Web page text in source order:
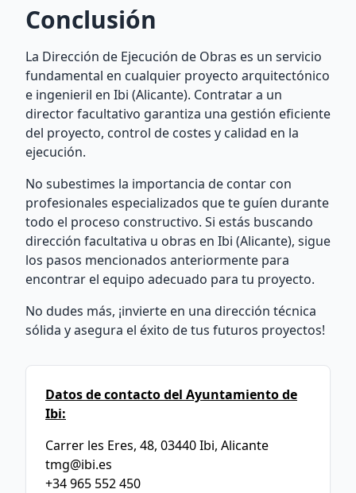
Conclusión
La Dirección de Ejecución de Obras es un servicio
fundamental en cualquier proyecto arquitectónico
e ingenieril en Ibi (Alicante). Contratar a un
director facultativo garantiza una gestión eficiente
del proyecto, control de costes y calidad en la
ejecución.
No subestimes la importancia de contar con
profesionales especializados que te guíen durante
todo el proceso constructivo. Si estás buscando
dirección facultativa u obras en Ibi (Alicante), sigue
los pasos mencionados anteriormente para
encontrar el equipo adecuado para tu proyecto.
No dudes más, ¡invierte en una dirección técnica
sólida y asegura el éxito de tus futuros proyectos!
Datos de contacto del Ayuntamiento de
Ibi:
Carrer les Eres, 48, 03440 Ibi, Alicante
tmg@ibi.es
+34 965 552 450